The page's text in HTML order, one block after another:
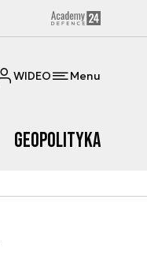
WIDEO Menu
Geopolityka